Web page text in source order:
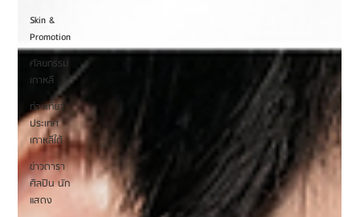
Skin &
Promotion
ศัลยกรรม
เกาหลี
ท่องเที่ยว
ประเทศ
เกาหลีใต้
ข่าวดารา
ศิลปิน นัก
แสดง